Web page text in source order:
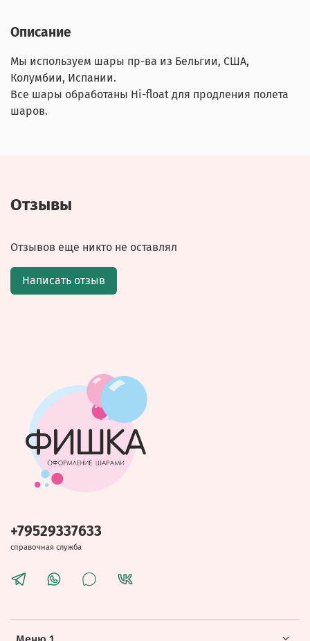
Описание
Мы используем шары пр-ва из Бельгии, США,
Колумбии, Испании.
Все шары обработаны Hi-float для продления полета
шаров.
Отзывы
Отзывов еще никто не оставлял
Написать отзыв
+79529337633
справочная служба